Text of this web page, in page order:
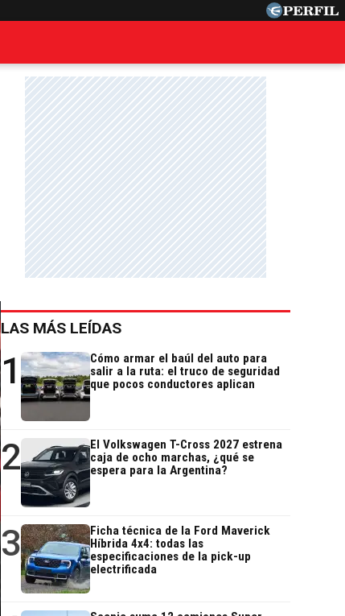
LAS MÁS LEÍDAS
1
Cómo armar el baúl del auto para
salir a la ruta: el truco de seguridad
que pocos conductores aplican
2
El Volkswagen T-Cross 2027 estrena
caja de ocho marchas, ¿qué se
espera para la Argentina?
3
Ficha técnica de la Ford Maverick
Híbrida 4x4: todas las
especificaciones de la pick-up
electrificada